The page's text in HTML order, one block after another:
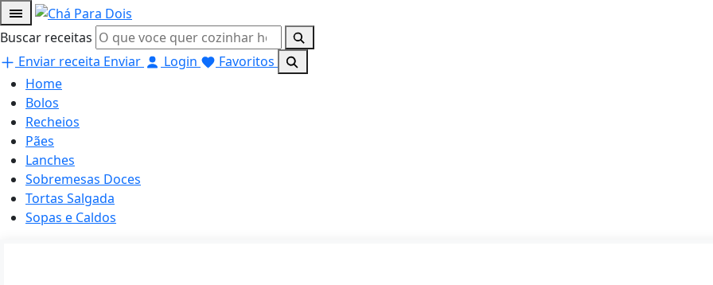
Buscar receitas
Enviar receita Enviar Login
Favoritos
Home
Bolos
Recheios
Pães
Lanches
Sobremesas Doces
Tortas Salgada
Sopas e Caldos